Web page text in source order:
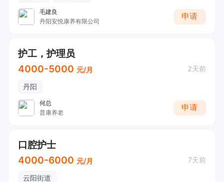
毛建良
丹阳安悦康养有限公司
申请
护工，护理员
4000-5000 元/月 2天前
丹阳
何总
普康养老
申请
口腔护士
4000-6000 元/月 7天前
云阳街道